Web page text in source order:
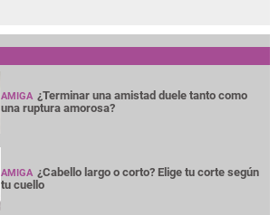
AMIGA ¿Terminar una amistad duele tanto como
una ruptura amorosa?
AMIGA ¿Cabello largo o corto? Elige tu corte según
tu cuello